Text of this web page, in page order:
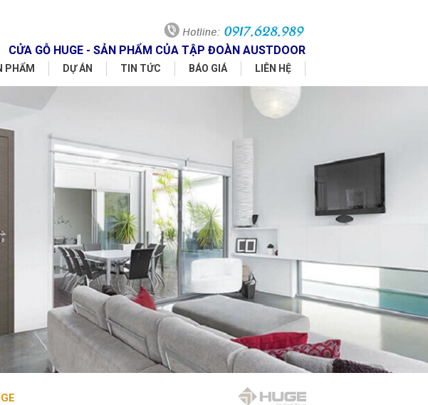
CỬA GỖ HUGE - SẢN PHẨM CỦA TẬP ĐOÀN AUSTDOOR
PHẨM DỰ ÁN TIN TỨC BÁO GIÁ LIÊN HỆ